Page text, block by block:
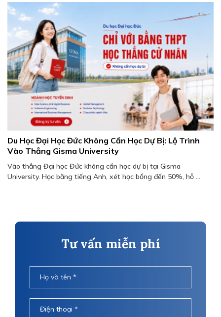
Du Học Đại Học Đức Không Cần Học Dự Bị: Lộ Trình
Vào Thẳng Gisma University
Vào thẳng Đại học Đức không cần học dự bị tại Gisma
University. Học bằng tiếng Anh, xét học bổng đến 50%, hỗ ...
Tư vấn miễn phí